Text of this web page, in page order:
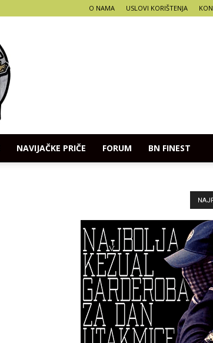
O NAMA USLOVI KORIŠTENJA
NAVIJAČKE PRIČE FORUM BN FINEST